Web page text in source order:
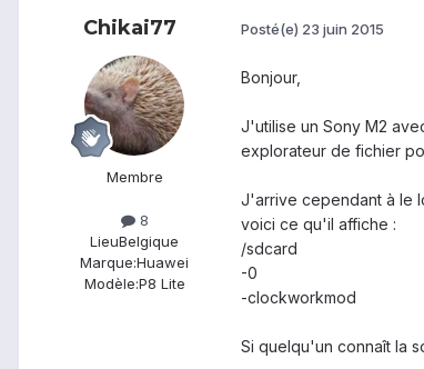
Chikai77
Membre
8
LieuBelgique
Marque:Huawei
Modèle:P8 Lite
Posté(e) 23 juin 2015
Bonjour,
J'utilise un Sony M2
explorateur de fichier
J'arrive cependant à le
voici ce qu'il affiche :
/sdcard
-0
-clockworkmod
Si quelqu'un connaît la